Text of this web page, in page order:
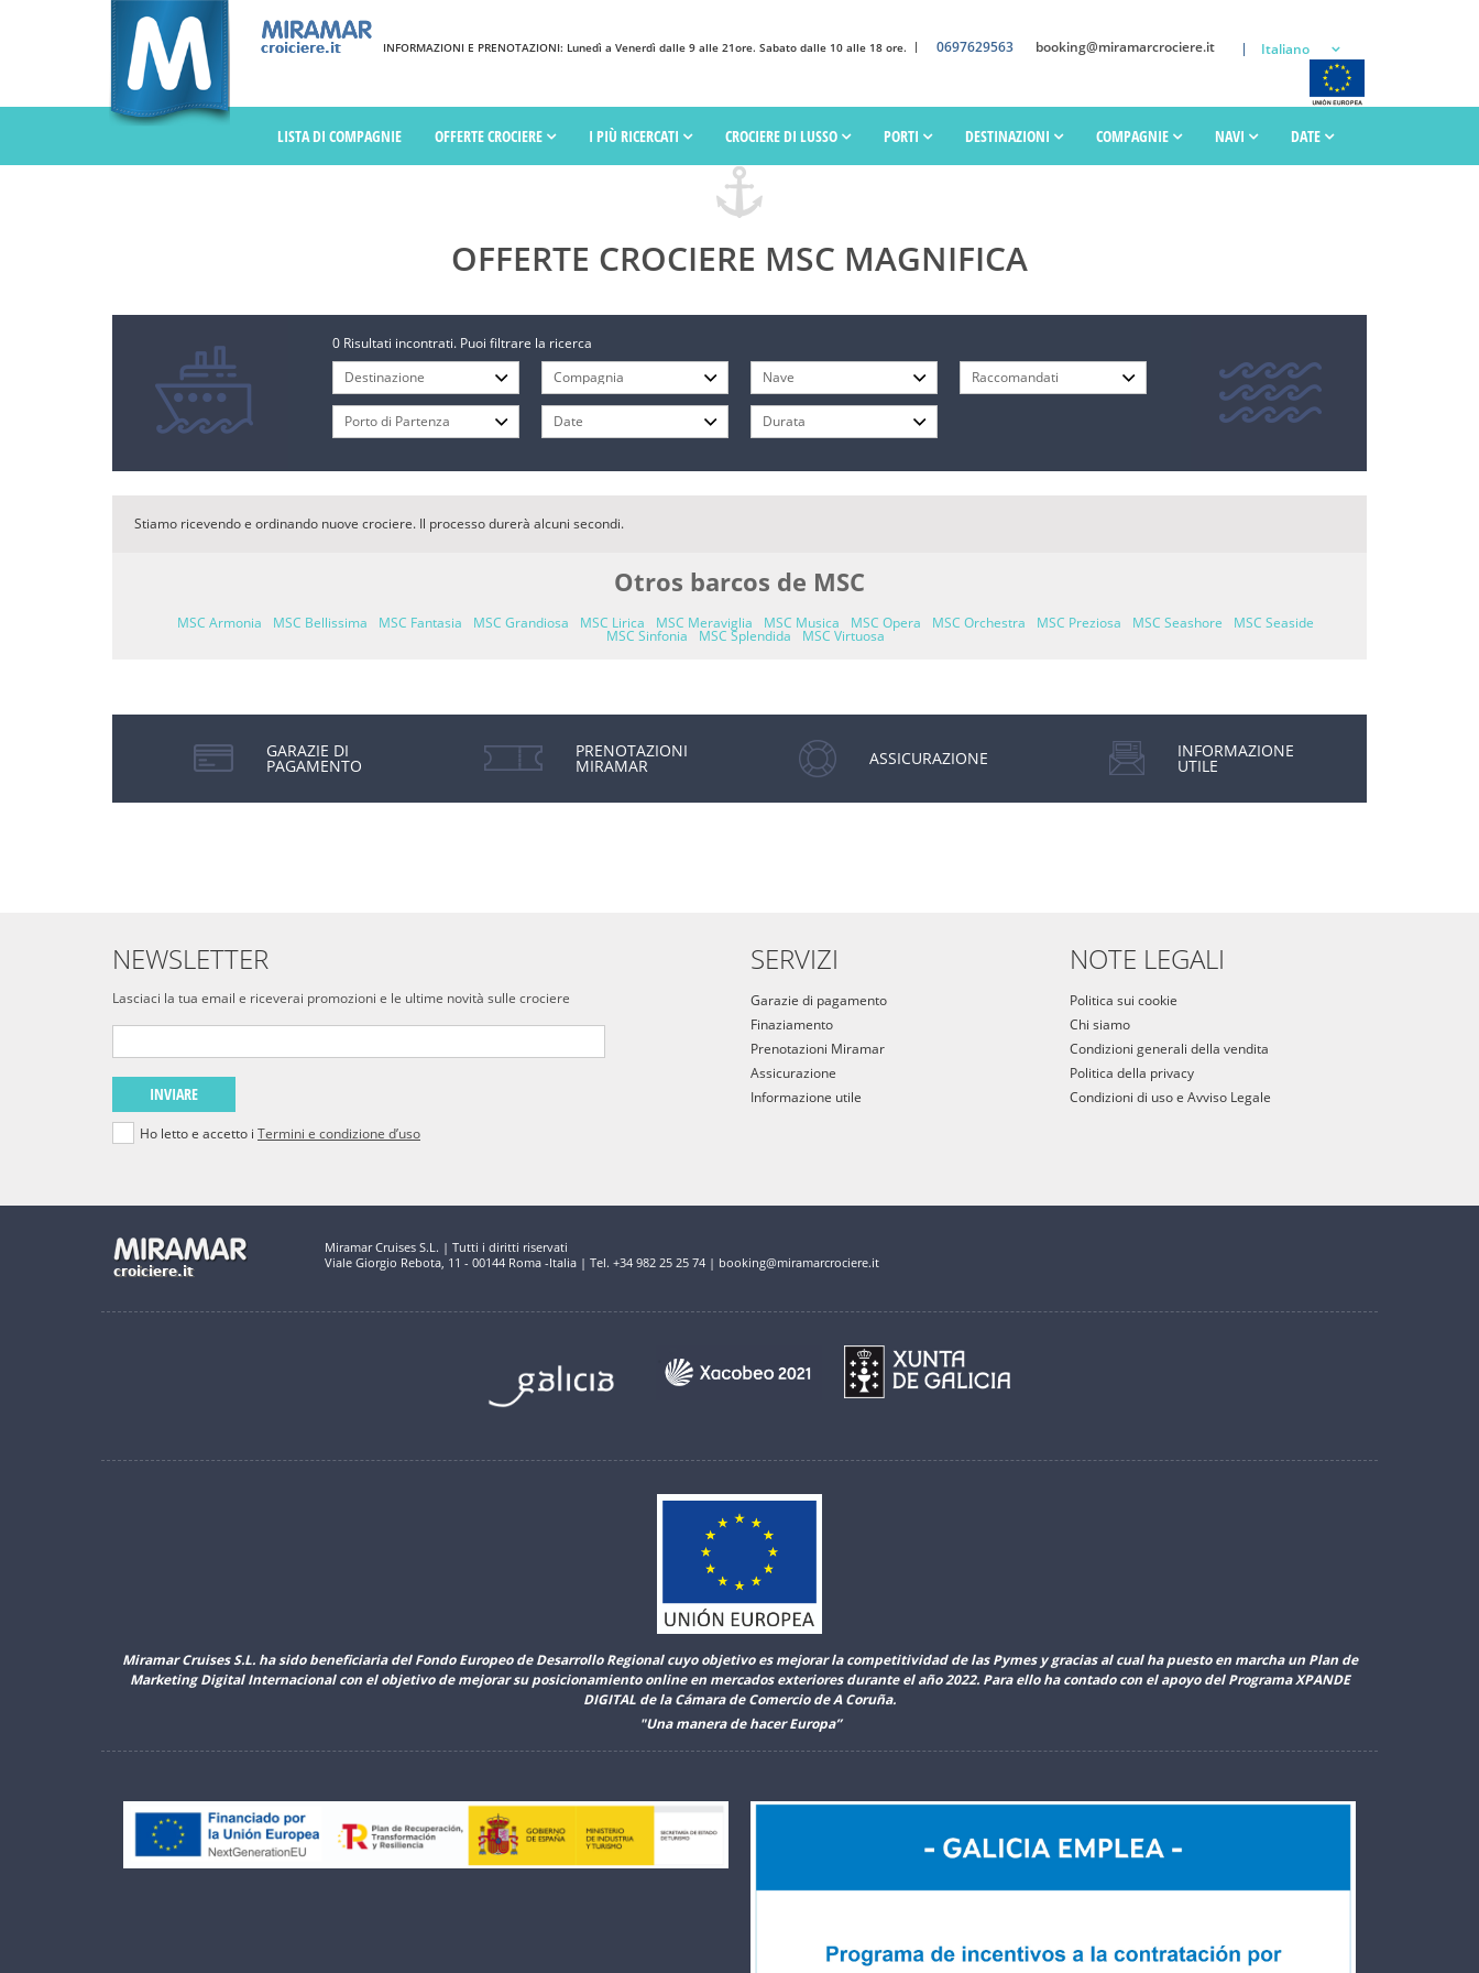
INFORMAZIONI E PRENOTAZIONI: Lunedì a Venerdì dalle 9 alle 21ore. Sabato dalle 10 alle 18 ore. 0697629563 booking@miramarcrociere.it Italiano
LISTA DI COMPAGNIE OFFERTE CROCIERE I PIÙ RICERCATI CROCIERE DI LUSSO PORTI DESTINAZIONI COMPAGNIE NAVI DATE
OFFERTE CROCIERE MSC MAGNIFICA
0 Risultati incontrati. Puoi filtrare la ricerca
Stiamo ricevendo e ordinando nuove crociere. Il processo durerà alcuni secondi.
Otros barcos de MSC
MSC Armonia MSC Bellissima MSC Fantasia MSC Grandiosa MSC Lirica MSC Meraviglia MSC Musica MSC Opera MSC Orchestra MSC Preziosa MSC Seashore MSC Seaside
MSC Sinfonia MSC Splendida MSC Virtuosa
GARAZIE DI
PAGAMENTO
PRENOTAZIONI
MIRAMAR ASSICURAZIONE INFORMAZIONE
UTILE
NEWSLETTER
Lasciaci la tua email e riceverai promozioni e le ultime novità sulle crociere
INVIARE
Ho letto e accetto i Termini e condizione d’uso
SERVIZI
Garazie di pagamento
Finaziamento
Prenotazioni Miramar
Assicurazione
Informazione utile
NOTE LEGALI
Politica sui cookie
Chi siamo
Condizioni generali della vendita
Politica della privacy
Condizioni di uso e Avviso Legale
Miramar Cruises S.L. | Tutti i diritti riservati
Viale Giorgio Rebota, 11 - 00144 Roma -Italia | Tel. +34 982 25 25 74 | booking@miramarcrociere.it
Miramar Cruises S.L. ha sido beneficiaria del Fondo Europeo de Desarrollo Regional cuyo objetivo es mejorar la competitividad de las Pymes y gracias al cual ha puesto en marcha un Plan de
Marketing Digital Internacional con el objetivo de mejorar su posicionamiento online en mercados exteriores durante el año 2022. Para ello ha contado con el apoyo del Programa XPANDE
DIGITAL de la Cámara de Comercio de A Coruña.
"Una manera de hacer Europa”